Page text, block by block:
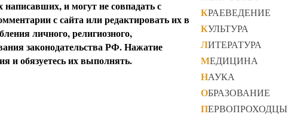
и могут не совпадать с
с сайта или редактировать их в
личного, религиозного,
законодательства РФ. Нажатие
и обязуетесь их выполнять.
КРАЕВЕДЕНИЕ
КУЛЬТУРА
ЛИТЕРАТУРА
МЕДИЦИНА
НАУКА
ОБРАЗОВАНИЕ
ПЕРВОПРОХОДЦЫ